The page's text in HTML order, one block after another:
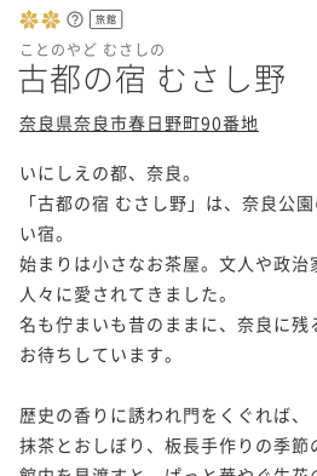
旅館
ことのやど むさしの
古都の宿 むさし野
奈良県奈良市春日野町90番地
いにしえの都、奈良。
「古都の宿 むさし野」は、奈良公
い宿。
始まりは小さなお茶屋。文人や政治
人々に愛されてきました。
名も佇まいも昔のままに、奈良に残
お待ちしています。
歴史の香りに誘われ門をくぐれば、
抹茶とおしぼり、板長手作りの季節